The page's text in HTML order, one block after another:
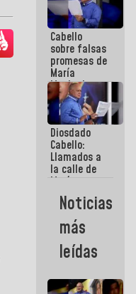
organización
política más
sólida de
Venezuela
Cabello
sobre falsas
promesas de
María
Machado:
¿Quién le
puede creer?
¿Y la gente
que ella iba
a salvar en
La Guaira?
Diosdado
Cabello:
Llamados a
la calle de
María
Machado se
estrellaron
de frente
contra el
Pueblo
Noticias
más
leídas